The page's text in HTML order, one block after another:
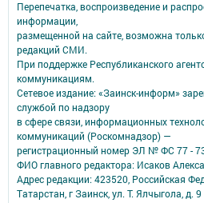
Перепечатка, воспроизведение и
информации,
размещенной на сайте, возможна
редакций СМИ.
При поддержке Республиканского
коммуникациям.
Сетевое издание: «Заинск-информ»
службой по надзору
в сфере связи, информационных
коммуникаций (Роскомнадзор) —
регистрационный номер ЭЛ № ФС 77 -
ФИО главного редактора: Исаков
Адрес редакции: 423520, Российская
Татарстан, г Заинск, ул. Т. Ялчыгола, д. 9